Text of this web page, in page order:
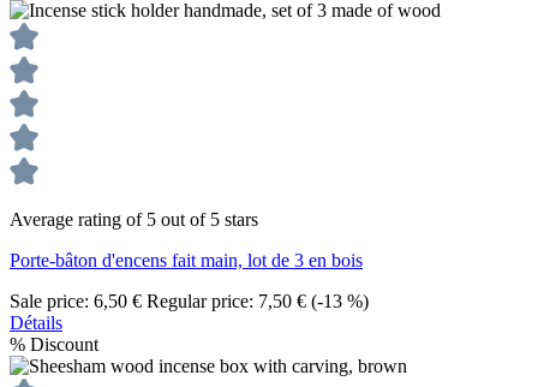
Average rating of 5 out of 5 stars
Porte-bâton d'encens fait main, lot de 3 en bois
Sale price: 6,50 € Regular price: 7,50 € (-13 %)
Détails
% Discount